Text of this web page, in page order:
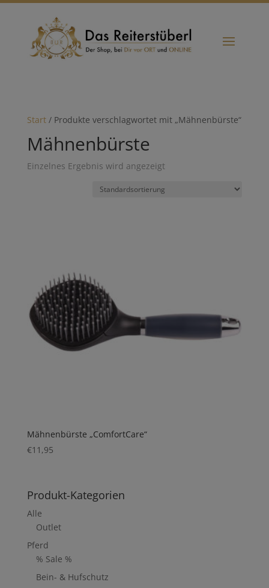
Start/ Produkte verschlagwortet mit „Mähnenbürste“
Mähnenbürste
Einzelnes Ergebnis wird angezeigt
Mähnenbürste „ComfortCare“
€11,95
Produkt-Kategorien
Alle
Outlet
Pferd
% Sale %
Bein- & Hufschutz